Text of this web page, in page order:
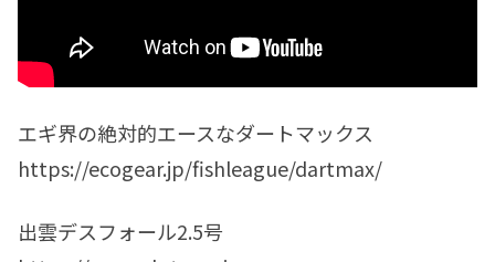
エギ界の絶対的エースなダートマックス
https://ecogear.jp/fishleague/dartmax/
出雲デスフォール2.5号